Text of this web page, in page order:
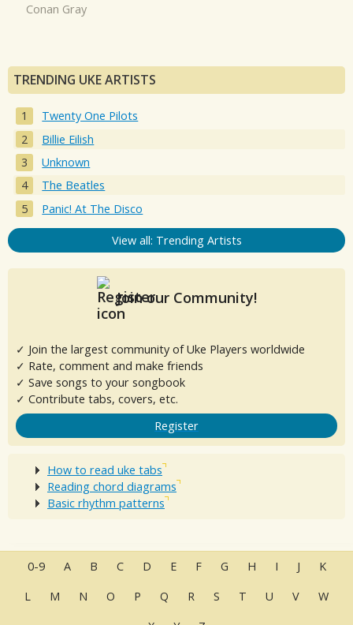
Conan Gray
TRENDING UKE ARTISTS
Twenty One Pilots
Billie Eilish
Unknown
The Beatles
Panic! At The Disco
View all: Trending Artists
Join our Community!
✓ Join the largest community of Uke Players worldwide
✓ Rate, comment and make friends
✓ Save songs to your songbook
✓ Contribute tabs, covers, etc.
Register
How to read uke tabs
Reading chord diagrams
Basic rhythm patterns
0-9 A B C D E F G H I J
K
L
M N O P Q R S T U V
W